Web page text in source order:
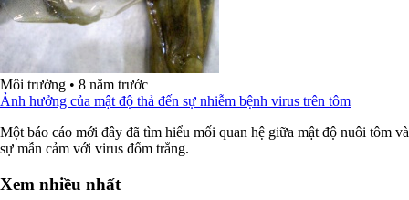
Môi trường • 8 năm trước
Ảnh hưởng của mật độ thả đến sự nhiễm bệnh virus trên tôm
Một báo cáo mới đây đã tìm hiểu mối quan hệ giữa mật độ nuôi tôm và
sự mẫn cảm với virus đốm trắng.
Xem nhiều nhất